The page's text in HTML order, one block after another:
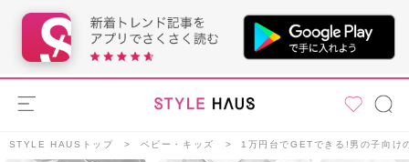
STYLE HAUSトップ ベビー・キッズ 1万円台でGETできる!男の子向